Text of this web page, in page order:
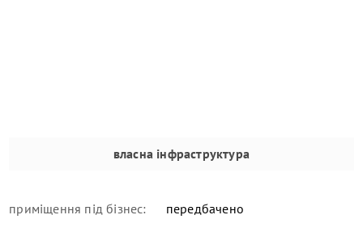
власна інфраструктура
приміщення під бізнес: передбачено